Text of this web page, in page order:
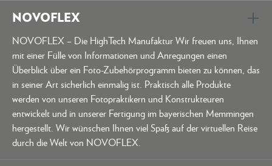
NOVOFLEX
NOVOFLEX – Die HighTech Manufaktur Wir freuen uns, Ihnen
mit einer Fülle von Informationen und Anregungen einen
Überblick über ein Foto-Zubehörprogramm bieten zu können, das
in seiner Art sicherlich einmalig ist. Praktisch alle Produkte
werden von unseren Fotopraktikern und Konstrukteuren
entwickelt und in unserer Fertigung im bayerischen Memmingen
hergestellt. Wir wünschen Ihnen viel Spaß auf der virtuellen Reise
durch die Welt von NOVOFLEX.